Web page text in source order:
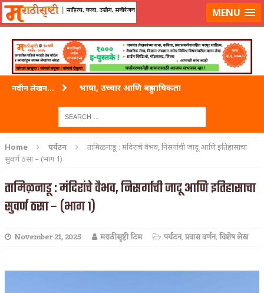
लॉग-इन करा|लेखक नोंदणी कराMENU
नवीन लेखन... भाषा, उच्चार आणि बहुभाषिकता
ताम्र – एक अफलातून धातू (COPPER)
अशी एक कविता लिहू इच्छिते
पाटलाची विहीर
शपथ
Home पर्यटन
तामिळनाडू : मंदिरांचे वैभव, निसर्गाची जादू आणि इतिहासाचा
सुवर्ण ठसा – (भाग 1)
तामिळनाडू : मंदिरांचे वैभव, निसर्गाची जादू आणि इतिहासाचा
सुवर्ण ठसा – (भाग 1)
November 21, 2025 मराठीसृष्टी टिम पर्यटन,प्रवास वर्णन,विशेष लेख